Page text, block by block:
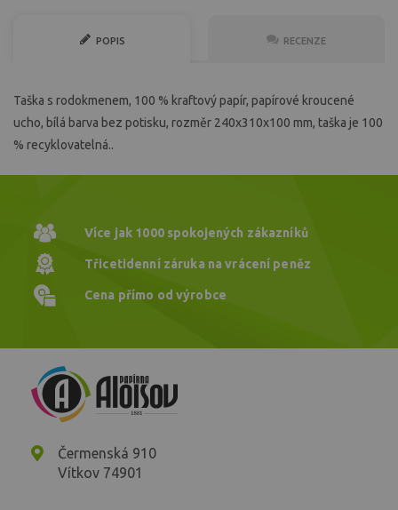
POPIS RECENZE
Taška s rodokmenem, 100 % kraftový papír, papírové kroucené
ucho, bílá barva bez potisku, rozměr 240x310x100 mm, taška je 100
% recyklovatelná..
Více jak 1000spokojených zákazníků
Třicetidenní záruka na vrácení peněz
Cena přímo od výrobce
Čermenská 910
Vítkov 74901